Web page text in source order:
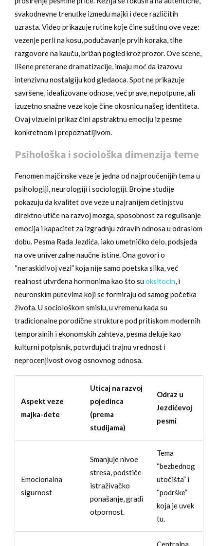
svakodnevne trenutke između majki i dece različitih
uzrasta. Video prikazuje rutine koje čine suštinu ove veze:
vezenje perli na kosu, podučavanje prvih koraka, tihe
razgovore na kauču, brižan pogled kroz prozor. Ove scene,
lišene preterane dramatizacije, imaju moć da izazovu
intenzivnu nostalgiju kod gledaoca. Spot ne prikazuje
savršene, idealizovane odnose, već prave, nepotpune, ali
izuzetno snažne veze koje čine okosnicu našeg identiteta.
Ovaj vizuelni prikaz čini apstraktnu emociju iz pesme
konkretnom i prepoznatljivom.
Psihološka i sociološka dimenzija teme
Fenomen majčinske veze je jedna od najproučenijih tema u
psihologiji, neurologiji i sociologiji. Brojne studije
pokazuju da kvalitet ove veze u najranijem detinjstvu
direktno utiče na razvoj mozga, sposobnost za regulisanje
emocija i kapacitet za izgradnju zdravih odnosa u odraslom
dobu. Pesma Rada Jezdića, iako umetničko delo, podsjeda
na ove univerzalne naučne istine. Ona govori o
“neraskidivoj vezi” koja nije samo poetska slika, već
realnost utvrđena hormonima kao što suoksitocin, i
neuronskim putevima koji se formiraju od samog početka
života. U sociološkom smislu, u vremenu kada su
tradicionalne porodične strukture pod pritiskom modernih
temporalnih i ekonomskih zahteva, pesma deluje kao
kulturni potpisnik, potvrđujući trajnu vrednost i
neprocenjivost ovog osnovnog odnosa.
Aspekt veze
majka-dete
Uticaj na razvoj
pojedinca
(prema
studijama)
Odraz u
Jezdićevoj
pesmi
Emocionalna
sigurnost
Smanjuje nivoe
stresa, podstiče
istraživačko
ponašanje, gradi
otpornost.
Tema
“bezbednog
utočišta” i
“podrške”
koja je uvek
tu.
Centralna